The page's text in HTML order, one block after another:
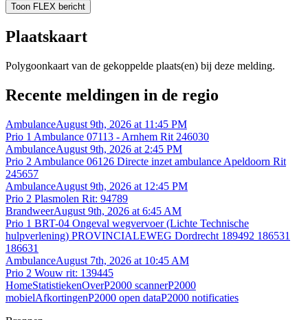
Toon FLEX bericht
Plaatskaart
Polygoonkaart van de gekoppelde plaats(en) bij deze melding.
Recente meldingen in de regio
AmbulanceAugust 9th, 2026 at 11:45 PM
Prio 1 Ambulance 07113 - Arnhem Rit 246030
AmbulanceAugust 9th, 2026 at 2:45 PM
Prio 2 Ambulance 06126 Directe inzet ambulance Apeldoorn Rit
245657
AmbulanceAugust 9th, 2026 at 12:45 PM
Prio 2 Plasmolen Rit: 94789
BrandweerAugust 9th, 2026 at 6:45 AM
Prio 1 BRT-04 Ongeval wegvervoer (Lichte Technische
hulpverlening) PROVINCIALEWEG Dordrecht 189492 186531
186631
AmbulanceAugust 7th, 2026 at 10:45 AM
Prio 2 Wouw rit: 139445
HomeStatistiekenOverP2000 scannerP2000
mobielAfkortingenP2000 open dataP2000 notificaties